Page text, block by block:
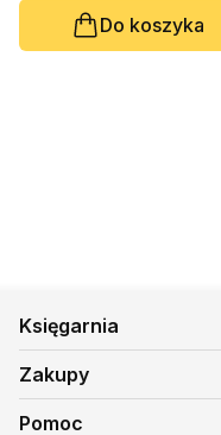
Do koszyka
Księgarnia
Zakupy
Pomoc